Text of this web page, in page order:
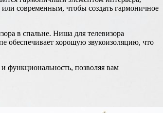
современным, чтобы создать гармоничное
в спальне. Ниша для телевизора
обеспечивает хорошую звукоизоляцию, что
функциональность, позволяя вам